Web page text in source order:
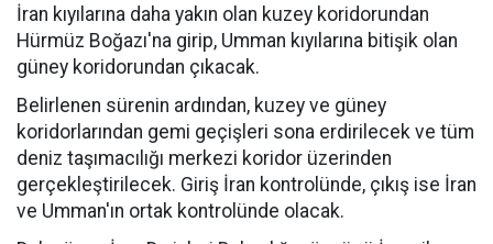
İran kıyılarına daha yakın olan kuzey koridorundan
Hürmüz Boğazı'na girip, Umman kıyılarına bitişik olan
güney koridorundan çıkacak.
Belirlenen sürenin ardından, kuzey ve güney
koridorlarından gemi geçişleri sona erdirilecek ve tüm
deniz taşımacılığı merkezi koridor üzerinden
gerçekleştirilecek. Giriş İran kontrolünde, çıkış ise İran
ve Umman'ın ortak kontrolünde olacak.